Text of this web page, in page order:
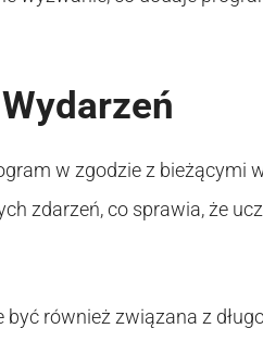
w zgodzie z bieżącymi
zdarzeń, co sprawia, że
również związana z